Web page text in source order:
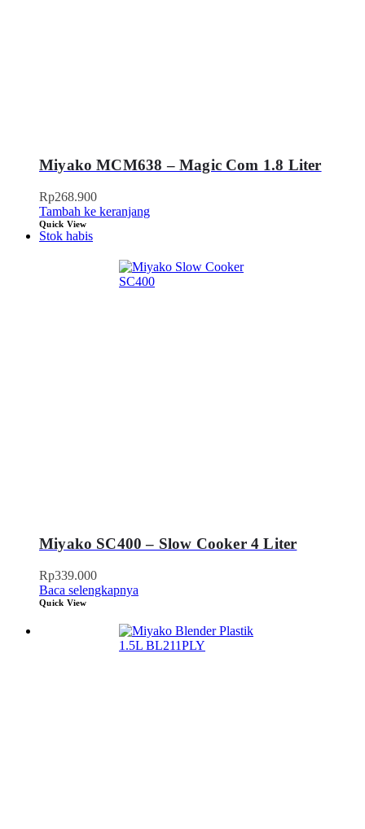
Miyako MCM638 – Magic Com 1.8 Liter
Rp268.900
Tambah ke keranjang
Quick View
Stok habis
Miyako SC400 – Slow Cooker 4 Liter
Rp339.000
Baca selengkapnya
Quick View